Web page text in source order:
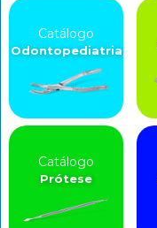
Catálogo
Odontopediatria
Catálogo
Prótese